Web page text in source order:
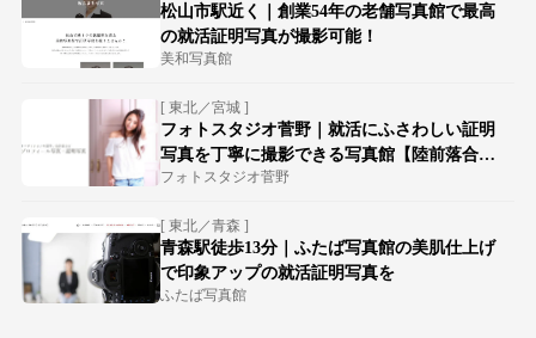
松山市駅近く｜創業54年の老舗写真館で最高
の就活証明写真が撮影可能！
美和写真館
[ 東北／宮城 ]
フォトスタジオ菅野｜就活にふさわしい証明
写真を丁寧に撮影できる写真館【陸前落合駅
徒歩15分】
フォトスタジオ菅野
[ 東北／青森 ]
青森駅徒歩13分｜ふたば写真館の美肌仕上げ
で印象アップの就活証明写真を
ふたば写真館